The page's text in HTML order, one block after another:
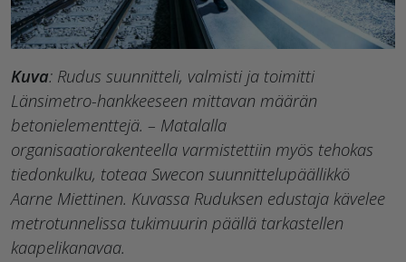
Kuva: Rudus suunnitteli, valmisti ja toimitti
Länsimetro-hankkeeseen mittavan määrän
betonielementtejä. – Matalalla
organisaatiorakenteella varmistettiin myös tehokas
tiedonkulku, toteaa Swecon suunnittelupäällikkö
Aarne Miettinen. Kuvassa Ruduksen edustaja kävelee
metrotunnelissa tukimuurin päällä tarkastellen
kaapelikanavaa.